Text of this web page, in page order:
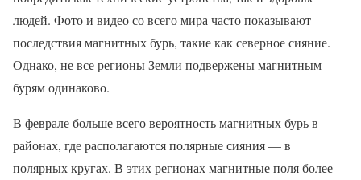
людей. Фото и видео со всего мира часто показывают
последствия магнитных бурь, такие как северное сияние.
Однако, не все регионы Земли подвержены магнитным
бурям одинаково.
В феврале больше всего вероятность магнитных бурь в
районах, где располагаются полярные сияния — в
полярных кругах. В этих регионах магнитные поля более